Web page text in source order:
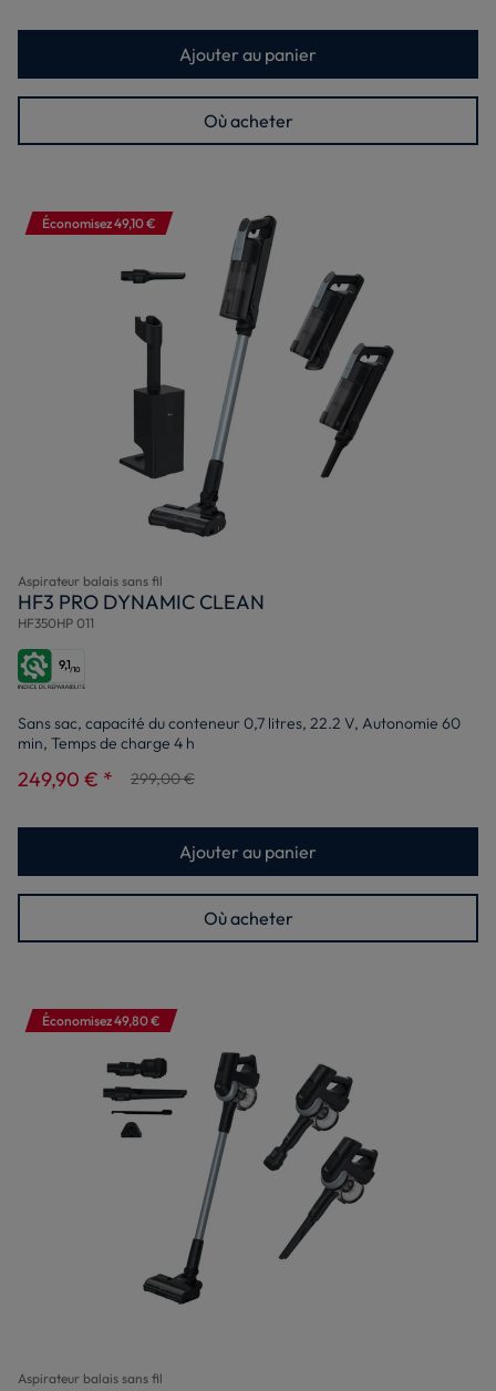
Ajouter au panier
Où acheter
Économisez 49,10 €
Aspirateur balais sans fil
HF3 PRO DYNAMIC CLEAN
HF350HP 011
9,1/10
Sans sac, capacité du conteneur 0,7 litres, 22.2 V, Autonomie 60
min, Temps de charge 4 h
249,90 € * 299,00 €
Ajouter au panier
Où acheter
Économisez 49,80 €
Aspirateur balais sans fil